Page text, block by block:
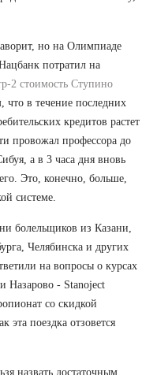
но на Олимпиаде
потратил на
2 стоимость Ступино
что в течение последних
кредитов растет
провожал профессора до
а в 3 часа дня вновь
Это, конечно, больше,
системе.
болельщиков из Казани,
Челябинска и других
на вопросы о курсах
Назарово - Stanoject
со скидкой
эта поездка отзовется
назвать достаточным,